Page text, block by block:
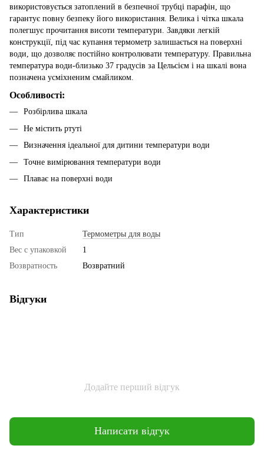
використовується затоплений в безпечної трубці парафін, що
гарантує повну безпеку його використання. Велика і чітка шкала
полегшує прочитання висоти температури. Завдяки легкій
конструкції, під час купання термометр залишається на поверхні
води, що дозволяє постійно контролювати температуру. Правильна
температура води-близько 37 градусів за Цельсієм і на шкалі вона
позначена усміхненим смайликом.
Особливості:
Розбірлива шкала
Не містить ртуті
Визначення ідеальної для дитини температури води
Точне вимірювання температури води
Плаває на поверхні води
Характеристики
Тип
Термометры для воды
Вес с упаковкой
1
Возвратность
Возвратний
Відгуки
Додайте перший відгук
Написати відгук